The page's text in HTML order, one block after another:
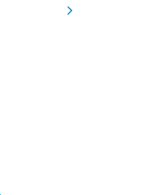
ジック